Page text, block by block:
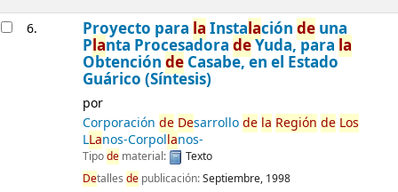
6. Proyecto para la Instalación deuna
Planta Procesadora deYuda, para la
Obtención deCasabe, en el Estado
Guárico (Síntesis)
por
Corporación de Desarrollode la Región de Los
LLanos-Corpollanos-
Tipodematerial:
Texto
Detalles depublicación:Septiembre, 1998